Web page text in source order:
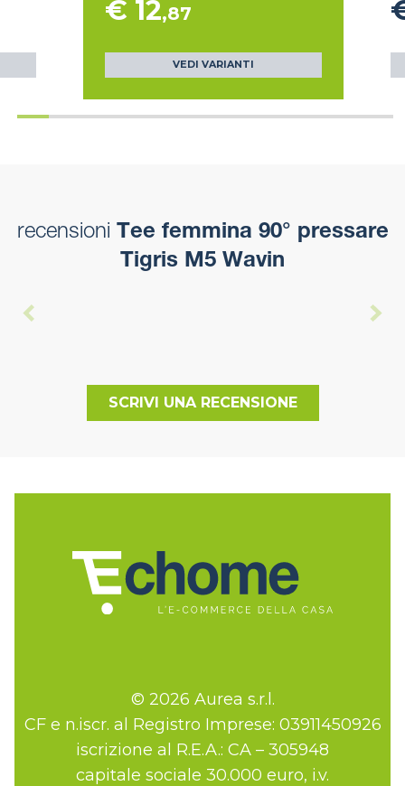
€ 12,87
VEDI VARIANTI
recensioni Tee femmina 90° pressare
Tigris M5 Wavin
SCRIVI UNA RECENSIONE
© 2026 Aurea s.r.l.
CF e n.iscr. al Registro Imprese: 03911450926
iscrizione al R.E.A.: CA – 305948
capitale sociale 30.000 euro, i.v.